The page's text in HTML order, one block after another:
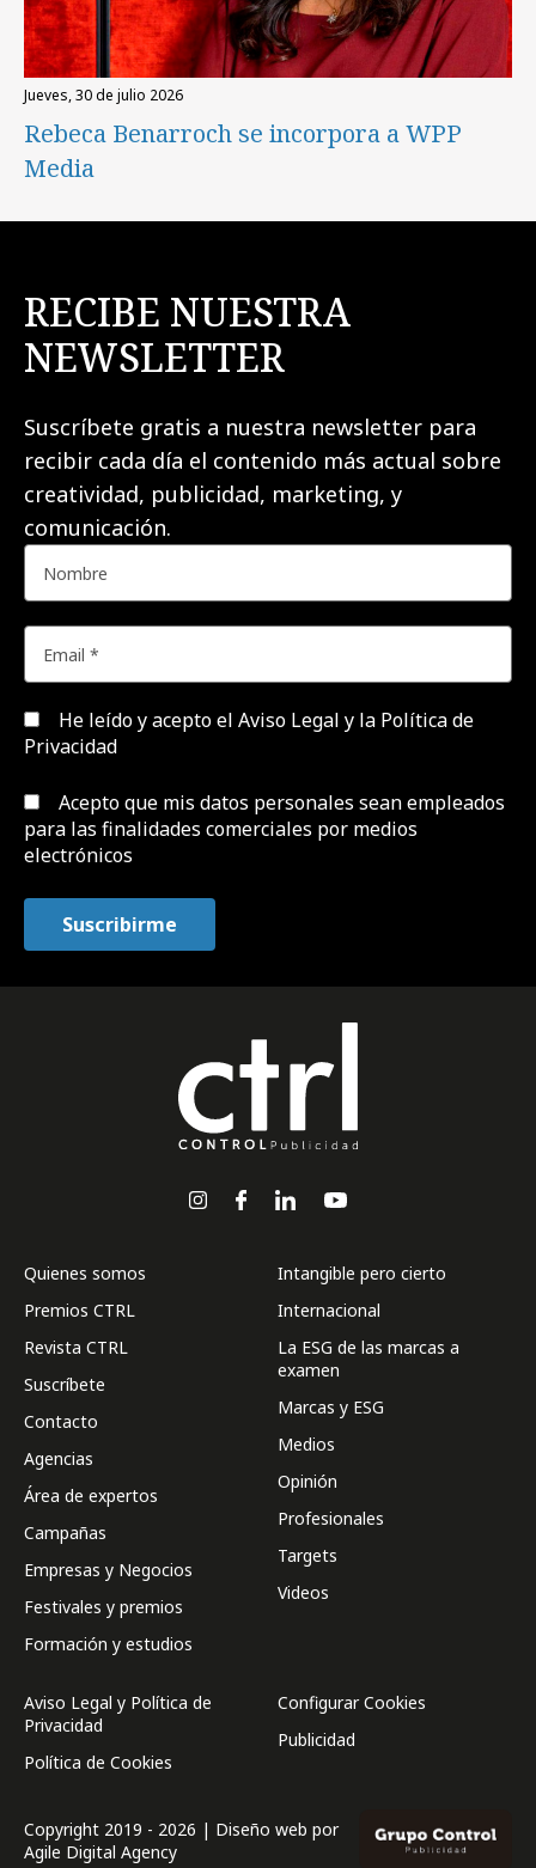
jueves, 30 de julio 2026
Rebeca Benarroch se incorpora a WPP
Media
RECIBE NUESTRA
NEWSLETTER
Suscríbete gratis a nuestra newsletter para
recibir cada día el contenido más actual sobre
creatividad, publicidad, marketing, y
comunicación.
He leído y acepto el Aviso Legal y la Política de
Privacidad
Acepto que mis datos personales sean empleados
para las finalidades comerciales por medios
electrónicos
Quienes somos
Premios CTRL
Revista CTRL
Suscríbete
Contacto
Agencias
Área de expertos
Campañas
Empresas y Negocios
Festivales y premios
Formación y estudios
Intangible pero cierto
Internacional
La ESG de las marcas a
examen
Marcas y ESG
Medios
Opinión
Profesionales
Targets
Videos
Aviso Legal y Política de
Privacidad
Política de Cookies
Configurar Cookies
Publicidad
Copyright 2019 - 2026 | Diseño web por
Agile Digital Agency